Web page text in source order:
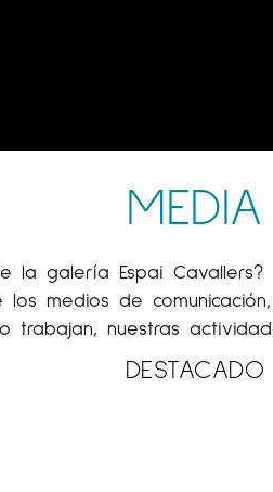
MEDIA
la galería Espai
los medios de
trabajan, nuestras
DESTACADO